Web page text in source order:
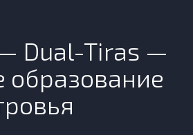
Dual-Tiras —
образование